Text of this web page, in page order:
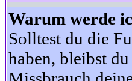
Warum werde
Solltest du die
haben, bleibst